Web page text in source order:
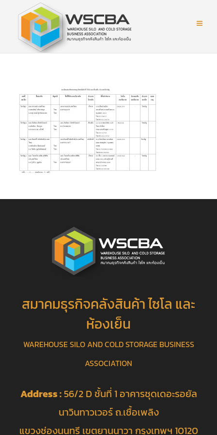
สมาคมธุรกิจคลังสินค้า ไซโล และ
ห้องเย็น
WAREHOUSE SILO AND COLD STORAGE BUSINESS
ASSOCIATION
Address :56/2 D ชั้นที่ 1 อาคารชุดเดอะรอยัล
นาวินทาวเวอร์ ถ.เชื้อเพลิง
แขวงช่องนนทรี เขตยานนาวา กรุงเทพฯ 10120